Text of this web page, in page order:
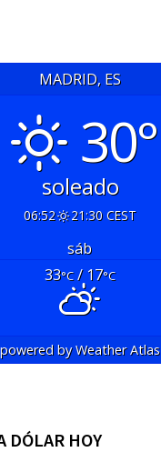
MADRID, ES
30°
soleado
06:52 21:30 CEST
sáb
33°C/ 17°C
powered byWeather Atlas
DÓLAR HOY